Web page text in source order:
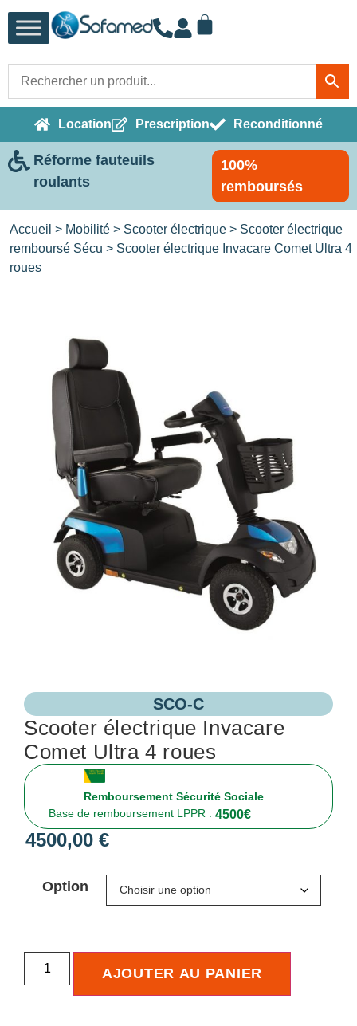
Location Prescription Reconditionné
Réforme fauteuils
roulants
100%
remboursés
Accueil > Mobilité > Scooter électrique > Scooter électrique
remboursé Sécu > Scooter électrique Invacare Comet Ultra 4
roues
Scooter électrique Invacare
Comet Ultra 4 roues
SCO-C
Remboursement Sécurité Sociale
Base de remboursement LPPR : 4500€
4500,00 €
Option
AJOUTER AU PANIER